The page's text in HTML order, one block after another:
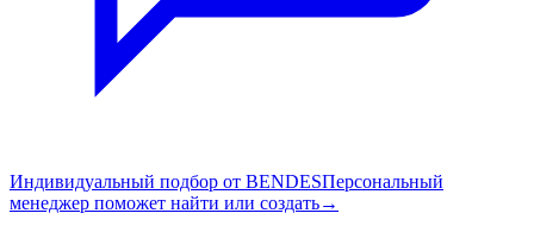
Индивидуальный подбор от BENDESПерсональный
менеджер поможет найти или создать→